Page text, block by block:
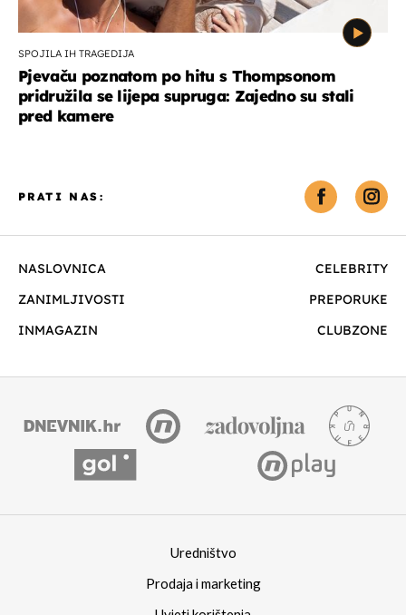
SPOJILA IH TRAGEDIJA
Pjevaču poznatom po hitu s Thompsonom
pridružila se lijepa supruga: Zajedno su stali
pred kamere
NASLOVNICA
CELEBRITY
ZANIMLJIVOSTI
PREPORUKE
INMAGAZIN
CLUBZONE
PRATI NAS:
Uredništvo
Prodaja i marketing